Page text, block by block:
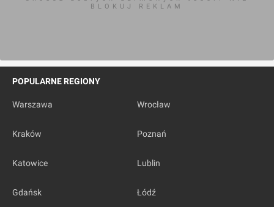
BLOKUJ REKLAM
POPULARNE REGIONY
Warszawa Wrocław
Kraków Poznań
Katowice Lublin
Gdańsk Łódź